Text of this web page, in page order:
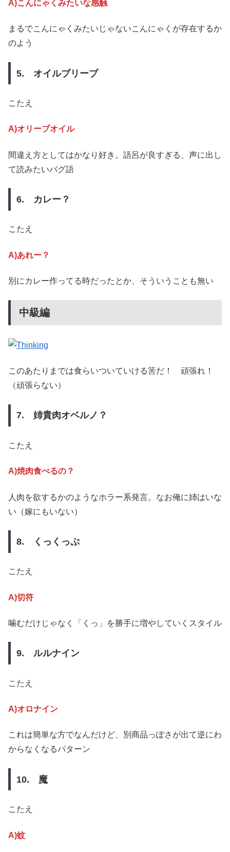
A)こんにゃくみたいな感触
まるでこんにゃくみたいじゃないこんにゃくが存在するか
のよう
5. オイルブリーブ
こたえ
A)オリーブオイル
間違え方としてはかなり好き。語呂が良すぎる、声に出し
て読みたいバグ語
6. カレー？
こたえ
A)あれー？
別にカレー作ってる時だったとか、そういうことも無い
中級編
このあたりまでは食らいついていける筈だ！ 頑張れ！
（頑張らない）
7. 姉貴肉オベルノ？
こたえ
A)焼肉食べるの？
人肉を欲するかのようなホラー系発言。なお俺に姉はいな
い（嫁にもいない）
8. くっくっぷ
こたえ
A)切符
噛むだけじゃなく「くっ」を勝手に増やしていくスタイル
9. ルルナイン
こたえ
A)オロナイン
これは簡単な方でなんだけど、別商品っぽさが出て逆にわ
からなくなるパターン
10. 魔
こたえ
A)蚊